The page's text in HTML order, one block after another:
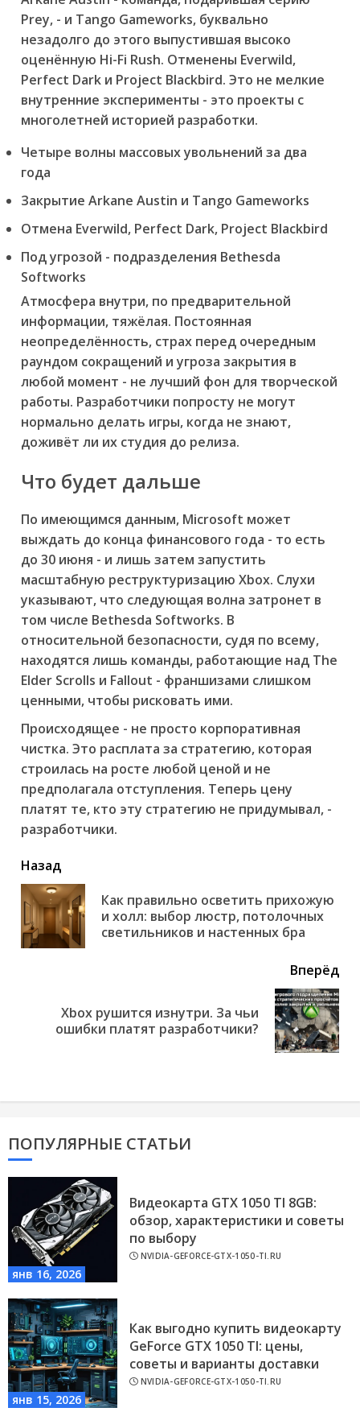
Prey, - и Tango Gameworks, буквально
незадолго до этого выпустившая высоко
оценённую Hi-Fi Rush. Отменены Everwild,
Perfect Dark и Project Blackbird. Это не мелкие
внутренние эксперименты - это проекты с
многолетней историей разработки.
Четыре волны массовых увольнений за два
года
Закрытие Arkane Austin и Tango Gameworks
Отмена Everwild, Perfect Dark, Project Blackbird
Под угрозой - подразделения Bethesda
Softworks
Атмосфера внутри, по предварительной
информации, тяжёлая. Постоянная
неопределённость, страх перед очередным
раундом сокращений и угроза закрытия в
любой момент - не лучший фон для творческой
работы. Разработчики попросту не могут
нормально делать игры, когда не знают,
доживёт ли их студия до релиза.
Что будет дальше
По имеющимся данным, Microsoft может
выждать до конца финансового года - то есть
до 30 июня - и лишь затем запустить
масштабную реструктуризацию Xbox. Слухи
указывают, что следующая волна затронет в
том числе Bethesda Softworks. В
относительной безопасности, судя по всему,
находятся лишь команды, работающие над The
Elder Scrolls и Fallout - франшизами слишком
ценными, чтобы рисковать ими.
Происходящее - не просто корпоративная
чистка. Это расплата за стратегию, которая
строилась на росте любой ценой и не
предполагала отступления. Теперь цену
платят те, кто эту стратегию не придумывал, -
разработчики.
читать
еще
Назад
Как правильно осветить прихожую
и холл: выбор люстр, потолочных
светильников и настенных бра
Вперёд
Xbox рушится изнутри. За чьи
ошибки платят разработчики?
ПОПУЛЯРНЫЕ СТАТЬИ
янв 16, 2026
Видеокарта GTX 1050 TI 8GB:
обзор, характеристики и советы
по выбору
NVIDIA-GEFORCE-GTX-1050-TI.RU
янв 15, 2026
Как выгодно купить видеокарту
GeForce GTX 1050 TI: цены,
советы и варианты доставки
NVIDIA-GEFORCE-GTX-1050-TI.RU